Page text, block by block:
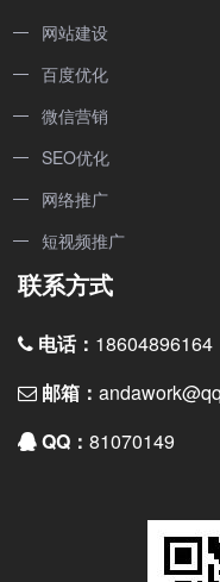
网站建设
百度优化
微信营销
SEO优化
网络推广
短视频推广
联系方式
电话： 18604896164
邮箱：
QQ： 81070149